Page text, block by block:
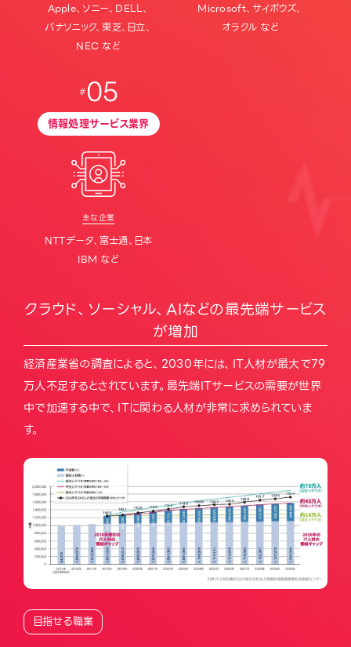
Apple、ソニー、DELL、
パナソニック、東芝、日立、
NEC など
Microsoft、サイボウズ、
オラクル など
05
情報処理サービス業界
主な企業
NTTデータ、富士通、日本
IBM など
クラウド、ソーシャル、AIなどの最先端サービス
が増加
経済産業省の調査によると、2030年には、IT人材が最大で79
万人不足するとされています。最先端ITサービスの需要が世界
中で加速する中で、ITに関わる人材が非常に求められていま
す。
目指せる職業